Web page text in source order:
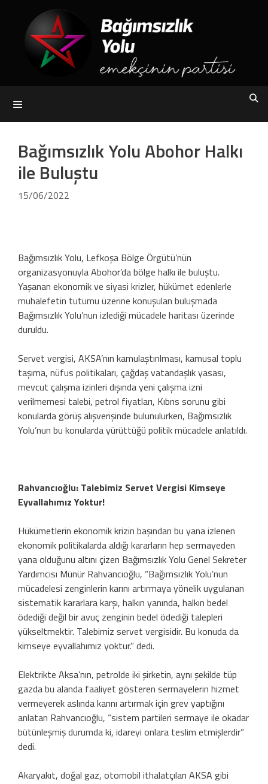
content
Bağımsızlık Yolu Abohor Halkı
ile Buluştu
15/06/2022
Bağımsızlık Yolu, Lefkoşa Bölge Örgütü’nün
organizasyonuyla Abohor’da bölge halkı ile buluştu.
Yaşanan ekonomik ve siyasi krizler, hükümet edenlerle
muhalefetin tutumu üzerine konuşulan buluşmada
Bağımsızlık Yolu’nun izlediği mücadele haritası üzerinde
duruldu.
Servet vergisi, AKSA’nın kamulaştırılması, kamusal toplu
taşıma, nüfus politikaları, çağdaş vatandaşlık yasası,
mevcut çalışma izinleri dışında yeni çalışma izni
verilmemesi talebi, petrol fiyatları, Kıbrıs sorunu gibi
konularda görüş alışverişinde bulunulurken, Bağımsızlık
Yolu’nun bu konularda yürüttüğü politik mücadele anlatıldı.
Rahvancıoğlu: Talebimiz Servet Vergisi Kimseye
Eyvallahımız Yoktur!
Hükümetlerin ekonomik krizin başından bu yana izlenen
ekonomik politikalarda aldığı kararların hep sermayeden
yana olduğunu altını çizen Bağımsızlık Yolu Genel Sekreter
Yardımcısı Münür Rahvancıoğlu, “Bağımsızlık Yolu’nun
mücadelesi zenginlerin karını artırmaya yönelik uygulanan
sistematik kararlara karşı, halkın yanında, halkın bedel
ödediği değil bir avuç zenginin bedel ödediği talepleri
yükseltmektir. Talebimiz servet vergisidir. Bu konuda da
kimseye eyvallahımız yoktur.” dedi.
Elektrikte Aksa’nın, petrolde iki şirketin, aynı şekilde tüp
gazda bu alanda faaliyet gösteren sermayelerin hizmet
vermeyerek aslında karını artırmak için grev yaptığını
anlatan Rahvancıoğlu, “sistem partileri sermaye ile okadar
bütünleşmiş durumda ki, idareyi onlara teslim etmişlerdir”
dedi.
Akaryakıt, doğal gaz, otomobil ithalatçıları AKSA gibi